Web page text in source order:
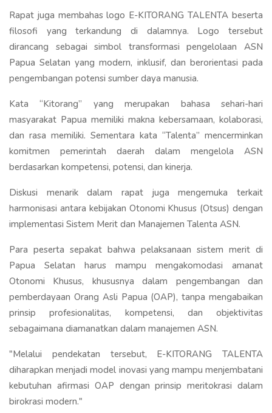
Rapat juga membahas logo E-KITORANG TALENTA beserta
filosofi yang terkandung di dalamnya. Logo tersebut
dirancang sebagai simbol transformasi pengelolaan ASN
Papua Selatan yang modern, inklusif, dan berorientasi pada
pengembangan potensi sumber daya manusia.
Kata “Kitorang” yang merupakan bahasa sehari-hari
masyarakat Papua memiliki makna kebersamaan, kolaborasi,
dan rasa memiliki. Sementara kata “Talenta” mencerminkan
komitmen pemerintah daerah dalam mengelola ASN
berdasarkan kompetensi, potensi, dan kinerja.
Diskusi menarik dalam rapat juga mengemuka terkait
harmonisasi antara kebijakan Otonomi Khusus (Otsus) dengan
implementasi Sistem Merit dan Manajemen Talenta ASN.
Para peserta sepakat bahwa pelaksanaan sistem merit di
Papua Selatan harus mampu mengakomodasi amanat
Otonomi Khusus, khususnya dalam pengembangan dan
pemberdayaan Orang Asli Papua (OAP), tanpa mengabaikan
prinsip profesionalitas, kompetensi, dan objektivitas
sebagaimana diamanatkan dalam manajemen ASN.
"Melalui pendekatan tersebut, E-KITORANG TALENTA
diharapkan menjadi model inovasi yang mampu menjembatani
kebutuhan afirmasi OAP dengan prinsip meritokrasi dalam
birokrasi modern."